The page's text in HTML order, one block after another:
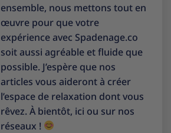
ensemble, nous mettons tout en
œuvre pour que votre
expérience avec Spadenage.co
soit aussi agréable et fluide que
possible. J’espère que nos
articles vous aideront à créer
l’espace de relaxation dont vous
rêvez. À bientôt, ici ou sur nos
réseaux !